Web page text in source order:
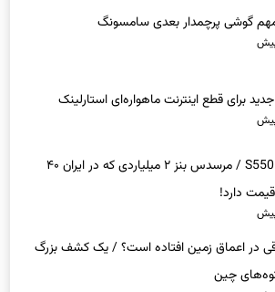
گوشی پرچمدار بعدی سامسونگ
برای قطع اینترنت ماهواره‌ای استارلینک
دارد!
در اعماق زمین افتاده است؟ / یک کشف بزرگ